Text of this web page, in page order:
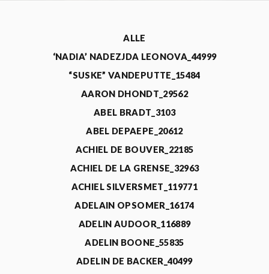
ALLE
‘NADIA’ NADEZJDA LEONOVA_44999
“SUSKE” VANDEPUTTE_15484
AARON DHONDT_29562
ABEL BRADT_3103
ABEL DEPAEPE_20612
ACHIEL DE BOUVER_22185
ACHIEL DE LA GRENSE_32963
ACHIEL SILVERSMET_119771
ADELAIN OPSOMER_16174
ADELIN AUDOOR_116889
ADELIN BOONE_55835
ADELIN DE BACKER_40499